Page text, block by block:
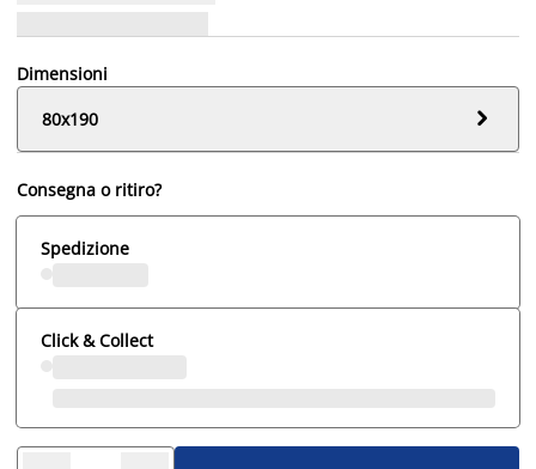
Dimensioni
80x190

Consegna o ritiro?
Spedizione
Click & Collect